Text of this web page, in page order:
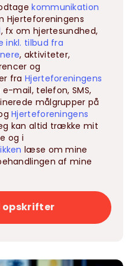
kommunikation
Hjerteforeningens
, fx om hjertesundhed,
inkl. tilbud fra
, aktiviteter,
og
fraHjerteforeningens
e-mail, telefon, SMS,
målgrupper på
Hjerteforeningens
kan altid trække mit
og i
læse om mine
af mine
opskrifter